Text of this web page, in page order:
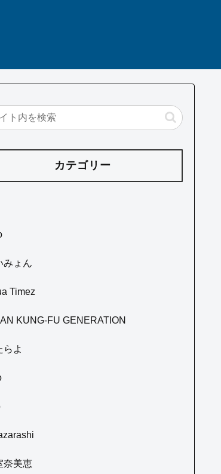
カテゴリー
みょん
Timez
KUNG-FU GENERATION
らよ
奈美恵